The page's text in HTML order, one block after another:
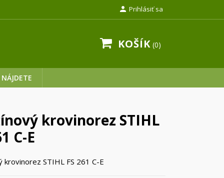
 Prihlásiť sa
KOŠÍK 0
krovinorez STIHL
C-E
krovinorez STIHL FS 261 C-E